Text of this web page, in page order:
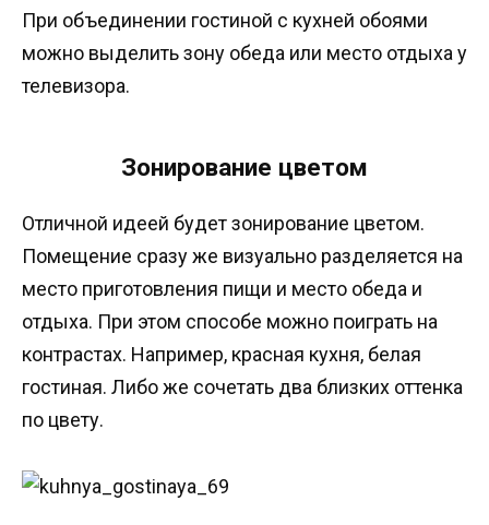
При объединении гостиной с кухней обоями
можно выделить зону обеда или место отдыха у
телевизора.
Зонирование цветом
Отличной идеей будет зонирование цветом.
Помещение сразу же визуально разделяется на
место приготовления пищи и место обеда и
отдыха. При этом способе можно поиграть на
контрастах. Например, красная кухня, белая
гостиная. Либо же сочетать два близких оттенка
по цвету.